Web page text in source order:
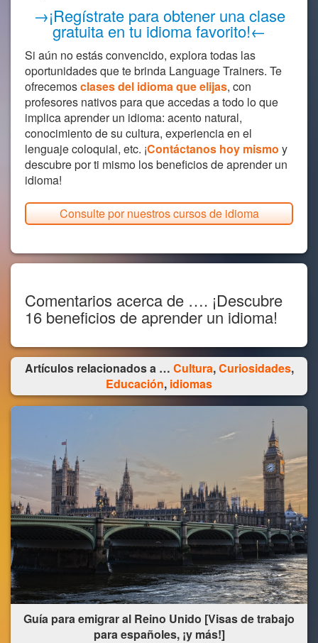
→¡Regístrate para obtener una clase
gratuita en tu idioma favorito!←
Si aún no estás convencido, explora todas las
oportunidades que te brinda Language Trainers. Te
ofrecemosclases del idioma que elijas, con
profesores nativos para que accedas a todo lo que
implica aprender un idioma: acento natural,
conocimiento de su cultura, experiencia en el
lenguaje coloquial, etc. ¡Contáctanos hoy mismo y
descubre por ti mismo los beneficios de aprender un
idioma!
Consulte por nuestros cursos de idioma
Comentarios acerca de …. ¡Descubre
16 beneficios de aprender un idioma!
Artículos relacionados a … Cultura,Curiosidades,
Educación, idiomas
Guía para emigrar al Reino Unido [Visas de trabajo
para españoles, ¡y más!]